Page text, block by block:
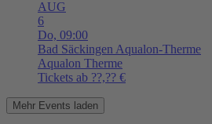
AUG
6
Do, 09:00
Bad Säckingen Aqualon-Therme
Aqualon Therme
Tickets ab ??,?? €
Mehr Events laden